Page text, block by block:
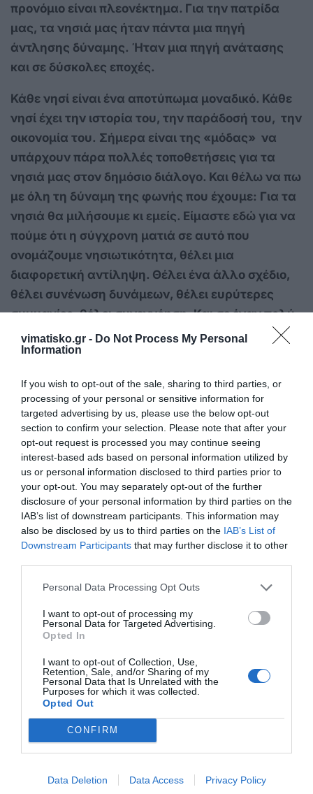
vimatisko.gr - Do Not Process My Personal
Information
If you wish to opt-out of the sale, sharing to third parties, or
processing of your personal or sensitive information for
targeted advertising by us, please use the below opt-out
section to confirm your selection. Please note that after your
opt-out request is processed you may continue seeing
interest-based ads based on personal information utilized by
us or personal information disclosed to third parties prior to
your opt-out. You may separately opt-out of the further
disclosure of your personal information by third parties on the
IAB’s list of downstream participants. This information may
also be disclosed by us to third parties on the IAB’s List of
Downstream Participants that may further disclose it to other
Personal Data Processing Opt Outs
I want to opt-out of processing my
Personal Data for Targeted Advertising.
Opted In
I want to opt-out of Collection, Use,
Retention, Sale, and/or Sharing of my
Personal Data that Is Unrelated with the
Purposes for which it was collected.
Opted Out
CONFIRM
Data Deletion Data Access Privacy Policy
προνόμιο είναι πλεονέκτημα. Για την πατρίδα
μας, τα νησιά μας ήταν πάντα μια πηγή
άντλησης δύναμης. Ήταν μια πηγή ανάτασης
και σε δύσκολες εποχές.
Κάθε νησί είναι ένα αποτύπωμα μοναδικό. Κάθε
νησί έχει την ιστορία του, την παράδοσή του, την
οικονομία του. Σήμερα είναι της «μόδας» να
υπάρχουν πάρα πολλές τοποθετήσεις για τα
νησιά μας στον δημόσιο διάλογο. Και θέλω να πω
με όλη τη δύναμη της φωνής που έχουμε: Για τα
νησιά θα μιλήσουμε κι εμείς. Είμαστε εδώ για να
πούμε ότι η σύγχρονη ματιά σε αυτό που
ονομάζουμε νησιωτικότητα, θέλει μια
διαφορετική αντίληψη. Θέλει ένα άλλο σχέδιο,
θέλει συνένωση δυνάμεων, θέλει ευρύτερες
συμμαχίες, θέλει συνεννόηση. Και σε έναν πολύ
ανοιχτό δημόσιο διάλογο, η φωνή αυτών που
εκπροσωπούν τα νησιά πρέπει να έχει τον χώρο
ανθρώπους που έχουν συγκρότηση και σχέδιο
στη δουλειά τους.
Η διακήρυξη της Κέρκυρας, για την οποία
δηλώνω περήφανο μέλος αυτής, είναι μόνο η
αρχή. Η συνέχεια είναι όλη δική μας. Και η
συνέχεια δεν έχει κανέναν αποκλεισμό.
Σήμερα, εγώ βλέπω τη Μυτιλήνη, ως έναν τόπο ο
οποίος επιβεβαιώνει την ιστορική επιμονή των
μέσα από τον πόλεμο με τα κύματα, εμπνέουν
και ανθίζουν. Με αυτό το συμβολισμό της
Μυτιλήνης προσήλθα εδώ. Είμαι πάρα πολύ
τη Μυτιλήνη, έχει να ταξιδέψει σε όλα τα νησιά
της Ελλάδος, έχει να ανοίξει την αγκαλιά της
αυτή η πρωτοβουλία και να τα σφίξει όλα
Για να δώσει ξανά σε αυτή την υπέροχη